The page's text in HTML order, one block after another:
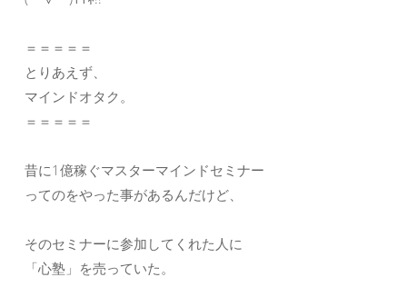
＝＝＝＝＝
とりあえず、
マインドオタク。
＝＝＝＝＝
昔に1億稼ぐマスターマインドセミナー
ってのをやった事があるんだけど、
そのセミナーに参加してくれた人に
「心塾」を売っていた。